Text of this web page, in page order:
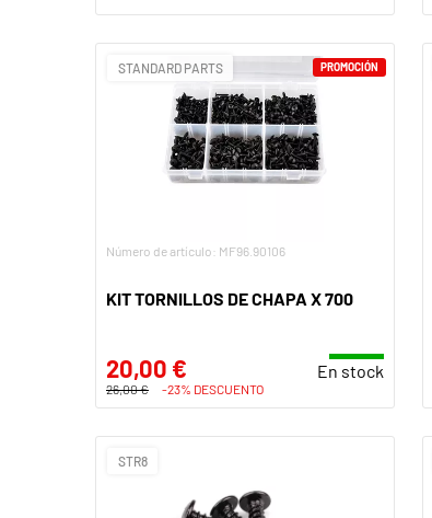
STANDARD PARTS
Número de artículo: MF96.90106
KIT TORNILLOS DE CHAPA X 700
20,00 € En stock
26,00 € -23% DESCUENTO
PROMOCIÓN
STR8